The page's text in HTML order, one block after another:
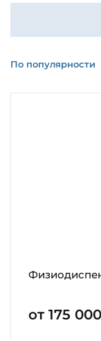
По популярности
от 175